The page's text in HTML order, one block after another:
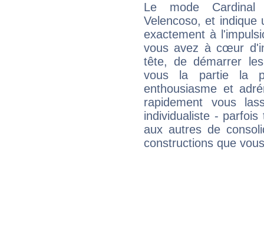
Le mode Cardinal
Velencoso, et indique
exactement à
vous avez à cœur
tête, de démarrer
vous la partie la
enthousiasme et
rapidement vous
individualiste -
aux autres de
constructions que